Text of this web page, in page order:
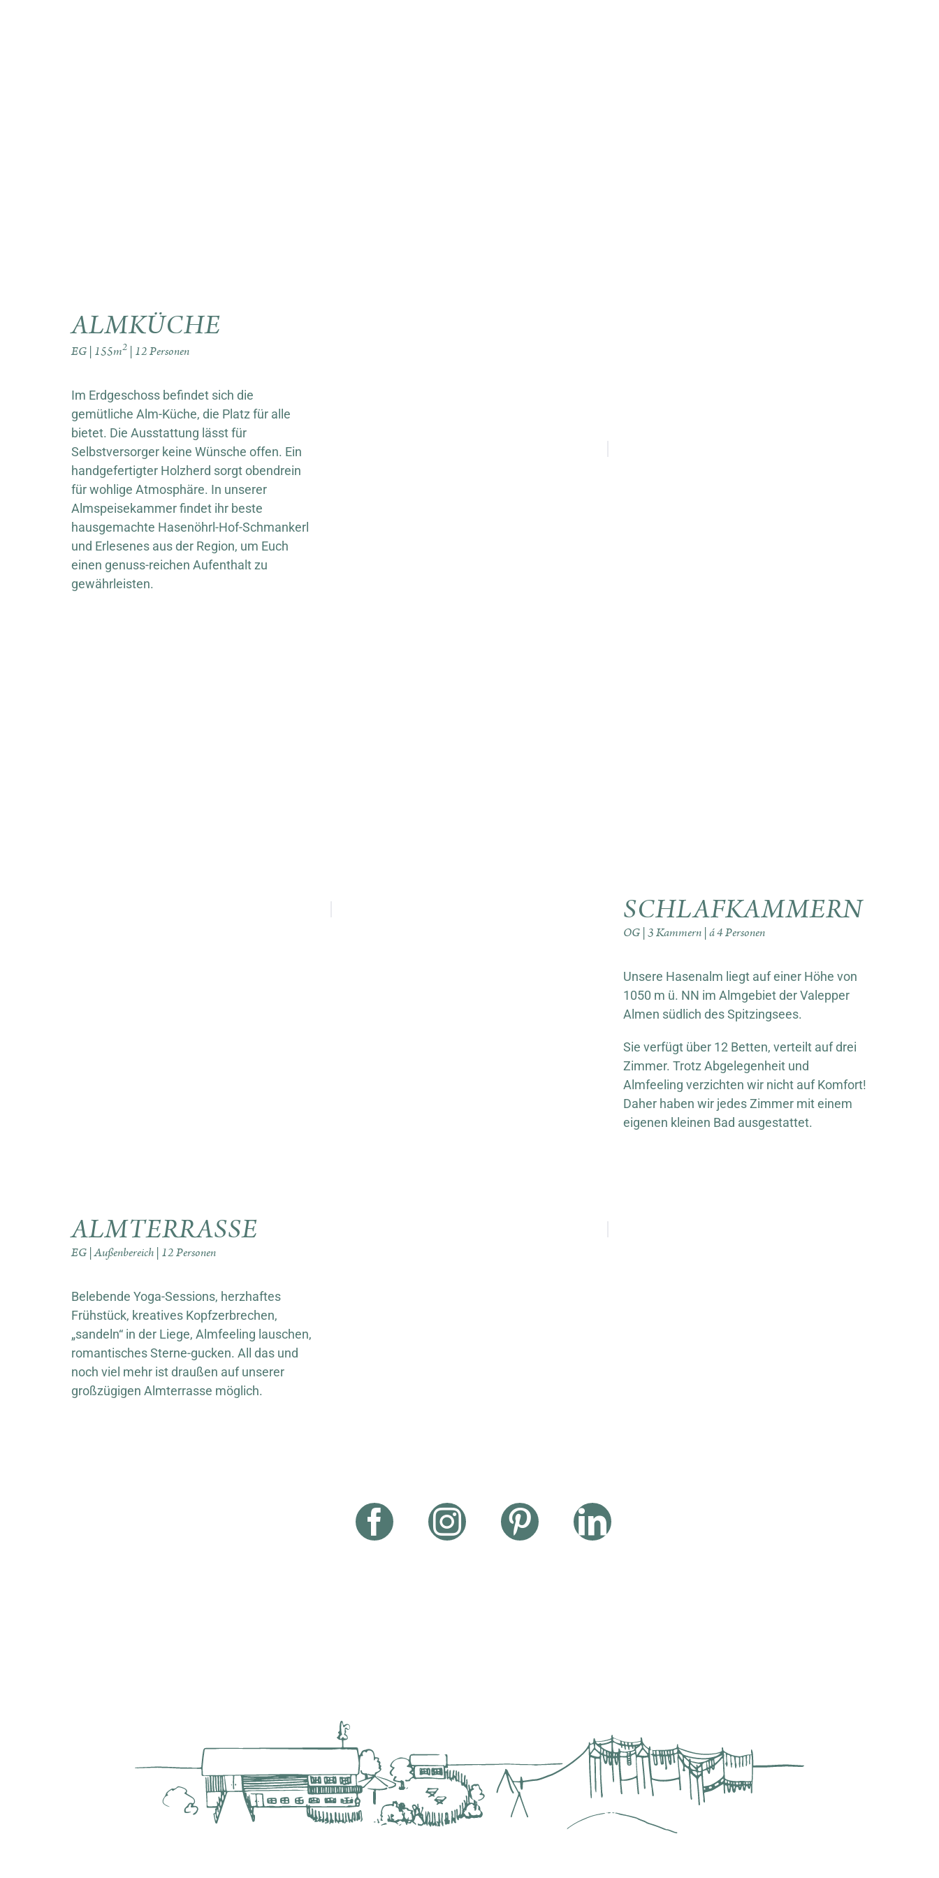
ALMKÜCHE
EG | 155m2| 12 Personen
Im Erdgeschoss befindet sich die
gemütliche Alm-Küche, die Platz für alle
bietet. Die Ausstattung lässt für
Selbstversorger keine Wünsche offen. Ein
handgefertigter Holzherd sorgt obendrein
für wohlige Atmosphäre. In unserer
Almspeisekammer findet ihr beste
hausgemachte Hasenöhrl-Hof-Schmankerl
und Erlesenes aus der Region, um Euch
einen genuss-reichen Aufenthalt zu
gewährleisten.
SCHLAFKAMMERN
OG | 3 Kammern | á 4 Personen
Unsere Hasenalm liegt auf einer Höhe von
1050 m ü. NN im Almgebiet der Valepper
Almen südlich des Spitzingsees.
Sie verfügt über 12 Betten, verteilt auf drei
Zimmer. Trotz Abgelegenheit und
Almfeeling verzichten wir nicht auf Komfort!
Daher haben wir jedes Zimmer mit einem
eigenen kleinen Bad ausgestattet.
ALMTERRASSE
EG | Außenbereich | 12 Personen
Belebende Yoga-Sessions, herzhaftes
Frühstück, kreatives Kopfzerbrechen,
„sandeln“ in der Liege, Almfeeling lauschen,
romantisches Sterne-gucken. All das und
noch viel mehr ist draußen auf unserer
großzügigen Almterrasse möglich.